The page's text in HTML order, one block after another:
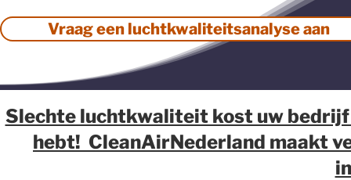
Vraag een luchtkwaliteitsanalyse aan
Slechte luchtkwaliteit kost uw bedrijf
hebt! CleanAirNederland maakt